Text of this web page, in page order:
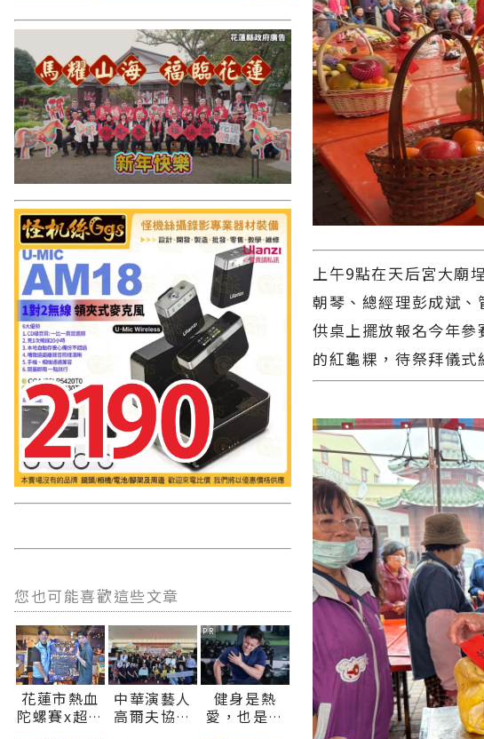
您也可能喜歡這些文章
花蓮市熱血
陀螺賽x超嗨
中華演藝人
高爾夫協會
健身是熱
愛，也是工
PR
上午9點在天后宮大廟
朝琴、總經理彭成斌、
供桌上擺放報名今年
的紅龜粿，待祭拜儀式